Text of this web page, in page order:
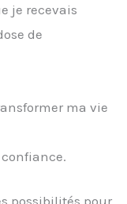
je recevais
de
ma vie